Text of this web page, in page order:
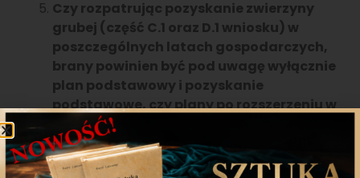
Czy rozpatrując pozyskanie zwierzyny
grubej (część C.1 oraz D.1 wniosku) w
poszczególnych latach gospodarczych,
brany powinien być pod uwagę wyłącznie
plan podstawowy i pozyskanie
podstawowe, czy plany po rozszerzeniu w
danym roku i pozyskanie po rozszerzeniu?
Odpowiedź: Dane dotyczące planu i
pozyskania zwierzyny grubej (część C.1 oraz